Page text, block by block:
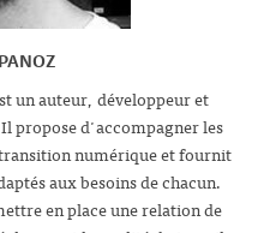
un auteur, développeur et
propose d'accompagner les
numérique et fournit
aux besoins de chacun.
en place une relation de